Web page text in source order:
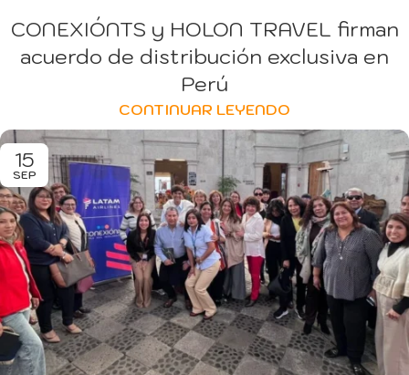
CONEXIÓNTS y HOLON TRAVEL firman
acuerdo de distribución exclusiva en
Perú
CONTINUAR LEYENDO
15
SEP